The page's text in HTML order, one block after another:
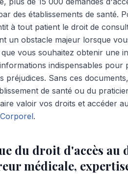
des établissements de santé.
à tout patient le droit de
un obstacle majeur lorsque
vous souhaitez obtenir une
indispensables
préjudices. Sans ces
de santé ou du
valoir vos droits et accéder
.
du droit d'accès au
médicale,